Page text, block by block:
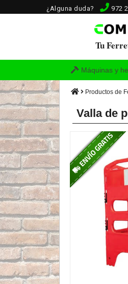
¿Alguna duda? 972
Tu
Máquinas y
Productos de
Valla de